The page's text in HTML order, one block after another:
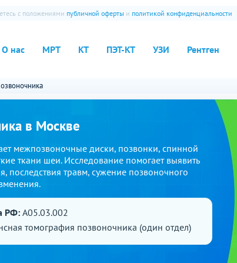
О нас МРТ КТ ПЭТ-КТ УЗИ Рентген
с положениями публичной оферты и политикой конфиденциальности
в Москве
межпозвоночные диски, позвонки, спинной
ткани шеи. Исследование помогает выявить
последствия травм, сужение позвоночного
РФ: A05.03.002
томография позвоночника (один отдел)